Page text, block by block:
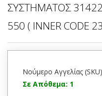
ΣΥΣΤΗΜΑΤΟΣ
550 ( INNER CODE
Νούμερο Αγγελίας
Σε Απόθεμα: 1